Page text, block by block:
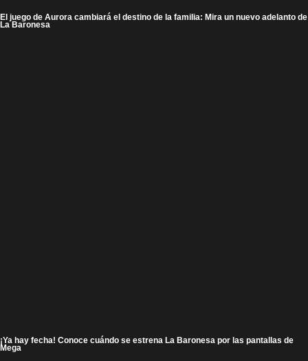
El juego de Aurora cambiará el destino de la familia: Mira un nuevo adelanto de
La Baronesa
¡Ya hay fecha! Conoce cuándo se estrena La Baronesa por las pantallas de
Mega